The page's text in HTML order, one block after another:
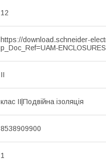
12
https://download.schneider-
p_Doc_Ref=UAM-
II
клас II|Подвійна ізоляція
8538909900
1